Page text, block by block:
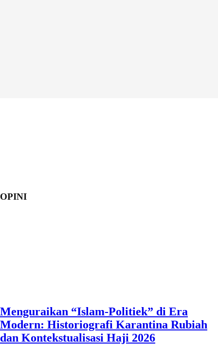
OPINI
Menguraikan “Islam-Politiek” di Era
Modern: Historiografi Karantina Rubiah
dan Kontekstualisasi Haji 2026